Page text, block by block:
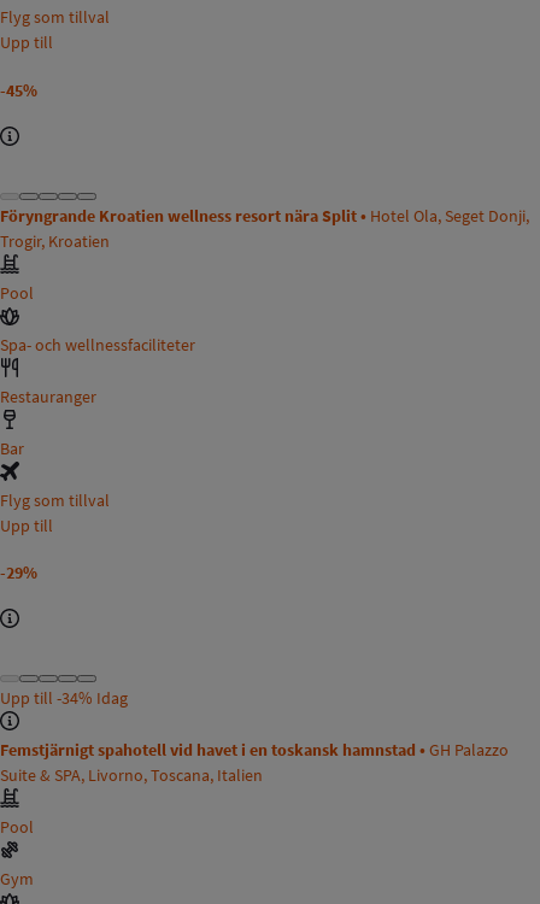
Flyg som tillval
Upp till
-45%
Föryngrande Kroatien wellness resort nära Split • Hotel Ola, Seget Donji,
Trogir, Kroatien
Pool
Spa- och wellnessfaciliteter
Restauranger
Bar
Flyg som tillval
Upp till
-29%
Upp till -34% Idag
Femstjärnigt spahotell vid havet i en toskansk hamnstad • GH Palazzo
Suite & SPA, Livorno, Toscana, Italien
Pool
Gym